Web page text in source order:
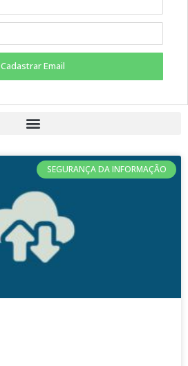
Cadastrar Email
SEGURANÇA DA INFORMAÇÃO